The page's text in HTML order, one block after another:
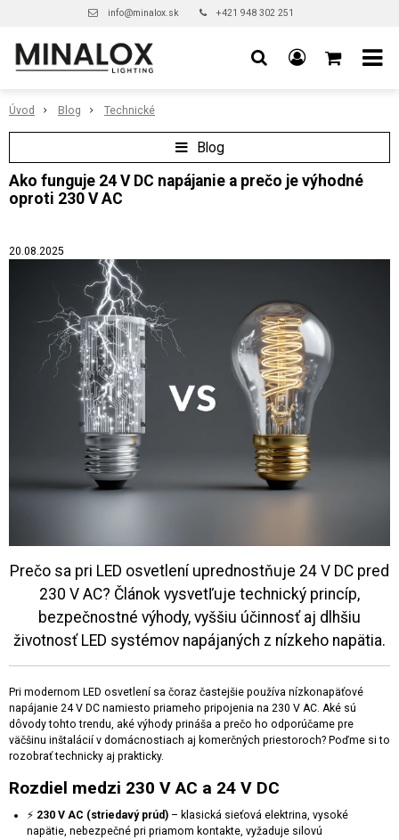
info@minalox.sk +421 948 302 251
Úvod Blog Technické
Blog
Ako funguje 24 V DC napájanie a prečo je výhodné
oproti 230 V AC
20.08.2025
Prečo sa pri LED osvetlení uprednostňuje 24 V DC pred
230 V AC? Článok vysvetľuje technický princíp,
bezpečnostné výhody, vyššiu účinnosť aj dlhšiu
životnosť LED systémov napájaných z nízkeho napätia.
Pri modernom LED osvetlení sa čoraz častejšie používa nízkonapäťové
napájanie 24 V DC namiesto priameho pripojenia na 230 V AC. Aké sú
dôvody tohto trendu, aké výhody prináša a prečo ho odporúčame pre
väčšinu inštalácií v domácnostiach aj komerčných priestoroch? Poďme si to
rozobrať technicky aj prakticky.
Rozdiel medzi 230 V AC a 24 V DC
⚡ 230 V AC (striedavý prúd) – klasická sieťová elektrina, vysoké
napätie, nebezpečné pri priamom kontakte, vyžaduje silovú